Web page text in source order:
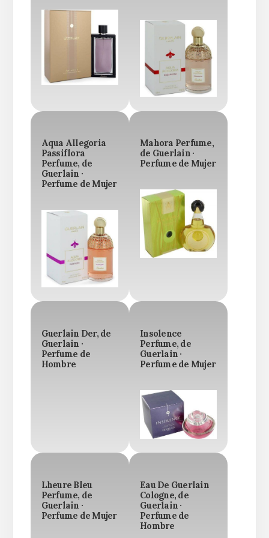
Aqua Allegoria
Passiflora
Perfume, de
Guerlain ·
Perfume de Mujer
Mahora Perfume,
de Guerlain ·
Perfume de Mujer
Guerlain Der, de
Guerlain ·
Perfume de
Hombre
Insolence
Perfume, de
Guerlain ·
Perfume de Mujer
Lheure Bleu
Perfume, de
Guerlain ·
Perfume de Mujer
Eau De Guerlain
Cologne, de
Guerlain ·
Perfume de
Hombre